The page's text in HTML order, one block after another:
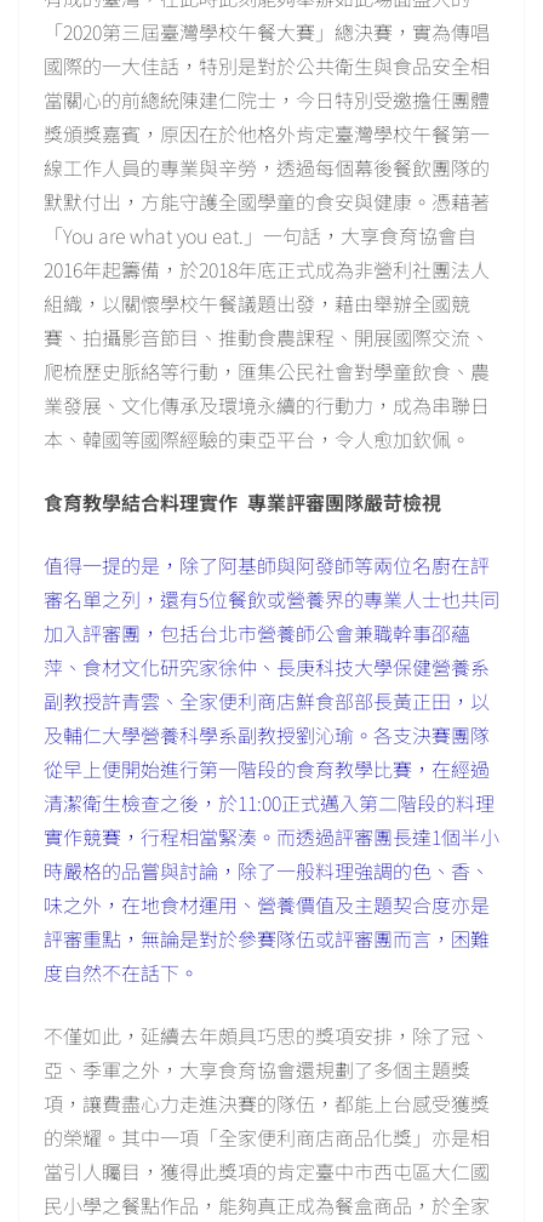
「2020第三屆臺灣學校午餐大賽」總決賽，實為傳唱
國際的一大佳話，特別是對於公共衛生與食品安全相
當關心的前總統陳建仁院士，今日特別受邀擔任團體
獎頒獎嘉賓，原因在於他格外肯定臺灣學校午餐第一
線工作人員的專業與辛勞，透過每個幕後餐飲團隊的
默默付出，方能守護全國學童的食安與健康。憑藉著
「You are what you eat.」一句話，大享食育協會自
2016年起籌備，於2018年底正式成為非營利社團法人
組織，以關懷學校午餐議題出發，藉由舉辦全國競
賽、拍攝影音節目、推動食農課程、開展國際交流、
爬梳歷史脈絡等行動，匯集公民社會對學童飲食、農
業發展、文化傳承及環境永續的行動力，成為串聯日
本、韓國等國際經驗的東亞平台，令人愈加欽佩。
食育教學結合料理實作 專業評審團隊嚴苛檢視
值得一提的是，除了阿基師與阿發師等兩位名廚在評
審名單之列，還有5位餐飲或營養界的專業人士也共同
加入評審團，包括台北市營養師公會兼職幹事邵蘊
萍、食材文化研究家徐仲、長庚科技大學保健營養系
副教授許青雲、全家便利商店鮮食部部長黃正田，以
及輔仁大學營養科學系副教授劉沁瑜。各支決賽團隊
從早上便開始進行第一階段的食育教學比賽，在經過
清潔衛生檢查之後，於11:00正式邁入第二階段的料理
實作競賽，行程相當緊湊。而透過評審團長達1個半小
時嚴格的品嘗與討論，除了一般料理強調的色、香、
味之外，在地食材運用、營養價值及主題契合度亦是
評審重點，無論是對於參賽隊伍或評審團而言，困難
度自然不在話下。
不僅如此，延續去年頗具巧思的獎項安排，除了冠、
亞、季軍之外，大享食育協會還規劃了多個主題獎
項，讓費盡心力走進決賽的隊伍，都能上台感受獲獎
的榮耀。其中一項「全家便利商店商品化獎」亦是相
當引人矚目，獲得此獎項的肯定臺中市西屯區大仁國
民小學之餐點作品，能夠真正成為餐盒商品，於全家